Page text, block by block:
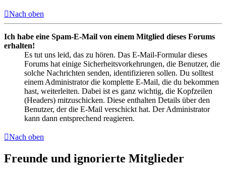
Nach oben
Ich habe eine Spam-E-Mail von einem Mitglied dieses Forums
erhalten!
Es tut uns leid, das zu hören. Das E-Mail-Formular dieses
Forums hat einige Sicherheitsvorkehrungen, die Benutzer, die
solche Nachrichten senden, identifizieren sollen. Du solltest
einem Administrator die komplette E-Mail, die du bekommen
hast, weiterleiten. Dabei ist es ganz wichtig, die Kopfzeilen
(Headers) mitzuschicken. Diese enthalten Details über den
Benutzer, der die E-Mail verschickt hat. Der Administrator
kann dann entsprechend reagieren.
Nach oben
Freunde und ignorierte Mitglieder